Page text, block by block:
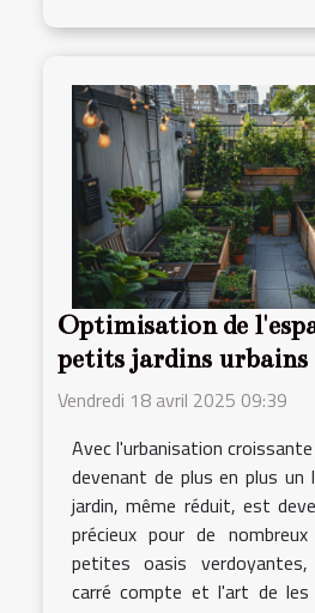
Optimisation de
petits jardins urbains
Vendredi 18 avril 2025 09:39
Avec l'urbanisation
devenant de plus en plus un
jardin, même réduit, est
précieux pour de
petites oasis verdoyantes,
carré compte et l'art de les